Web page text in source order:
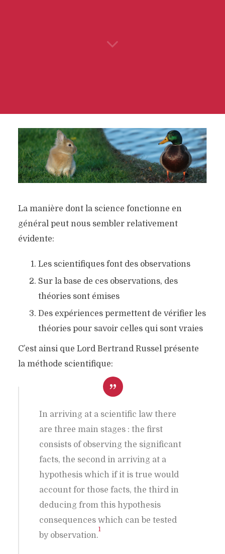
La manière dont la science fonctionne en
général peut nous sembler relativement
évidente:
Les scientifiques font des observations
Sur la base de ces observations, des
théories sont émises
Des expériences permettent de vérifier les
théories pour savoir celles qui sont vraies
C’est ainsi que Lord Bertrand Russel présente
la méthode scientifique:
In arriving at a scientific law there
are three main stages : the first
consists of observing the significant
facts, the second in arriving at a
hypothesis which if it is true would
account for those facts, the third in
deducing from this hypothesis
consequences which can be tested
by observation.
1